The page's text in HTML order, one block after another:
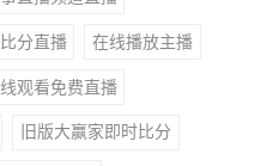
分直播 在线播放主播
观看免费直播
旧版大赢家即时比分